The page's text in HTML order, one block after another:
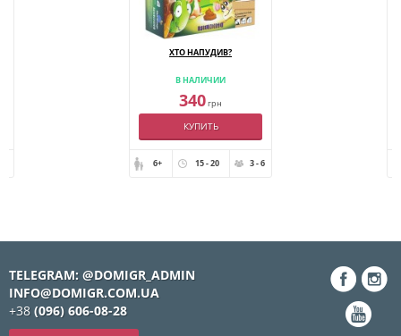
ХТО НАПУДИВ?
В НАЛИЧИИ
340грн
КУПИТЬ
6+ 15 - 20 3 - 6
TELEGRAM: @DOMIGR_ADMIN
INFO@DOMIGR.COM.UA
+38 (096) 606-08-28